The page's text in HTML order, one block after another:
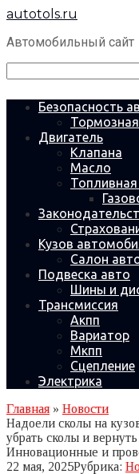
Перейти
контенту
autotols.ru
Автомобильный сайт
Безопасность
Двигатель
Клапана
Масло
Кузов
Салон
Подвеска авто
Шины и
Трансмиссия
Акпп
Вариатор
Мкпп
Сцепление
Электрика
Главная » Новости
Надоели сколы на
убрать сколы и
Инновационные и
22 мая, 2025Рубрика: